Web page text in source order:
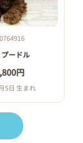
プードル
円
5日 生まれ